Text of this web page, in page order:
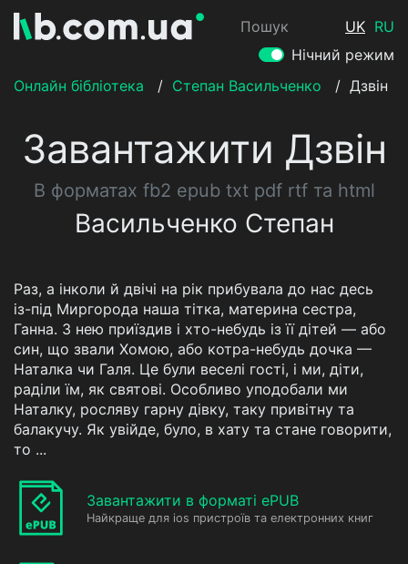
Пошук UK RU
Нічний режим
Онлайн бібліотека
/ Степан Васильченко / Дзвін
Завантажити Дзвін
В форматах fb2 epub txt pdf rtf та html
Васильченко Степан
Раз, а інколи й двічі на рік прибувала до нас десь
із-під Миргорода наша тітка, материна сестра,
Ганна. 3 нею приїздив і хто-небудь із її дітей — або
син, що звали Хомою, або котра-небудь дочка —
Наталка чи Галя. Це були веселі гості, і ми, діти,
раділи їм, як святові. Особливо уподобали ми
Наталку, росляву гарну дівку, таку привітну та
балакучу. Як увійде, було, в хату та стане говорити,
то ...
Завантажити в форматі ePUB
Найкраще для ios пристроїв та електронних книг